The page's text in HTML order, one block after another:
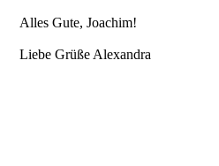
Alles Gute, Joachim!
Liebe Grüße Alexandra